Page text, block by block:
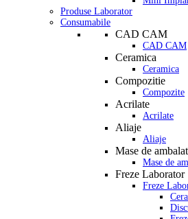
Produse Laborator
Consumabile
CAD CAM
CAD CAM
Ceramica
Ceramica
Compozitie
Compozite
Acrilate
Acrilate
Aliaje
Aliaje
Mase de ambalat
Mase de
Freze Laborator
Freze